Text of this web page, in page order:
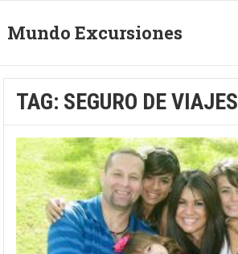
Mundo Excursiones
TAG: SEGURO DE VIAJES